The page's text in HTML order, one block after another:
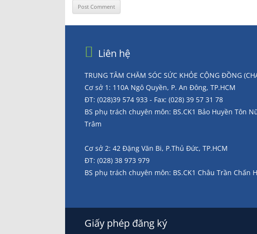
Liên hệ
TRUNG TÂM CHĂM SÓC SỨC KHỎE CỘNG ĐỒNG
Cơ sở 1: 110A Ngô Quyền, P. An Đông, TP.HCM
ĐT: (028)39 574 933 - Fax: (028) 39 57 31 78
BS phụ trách chuyên môn: BS.CK1 Bảo Huyền Tôn
Trâm
Cơ sở 2: 42 Đặng Văn Bi, P.Thủ Đức, TP.HCM
ĐT: (028) 38 973 979
BS phụ trách chuyên môn: BS.CK1 Châu Trần Chấn
Giấy phép đăng ký